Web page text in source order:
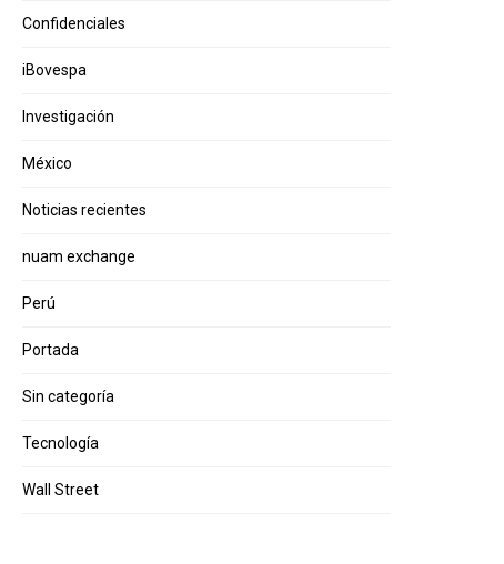
Confidenciales
iBovespa
Investigación
México
Noticias recientes
nuam exchange
Perú
Portada
Sin categoría
Tecnología
Wall Street